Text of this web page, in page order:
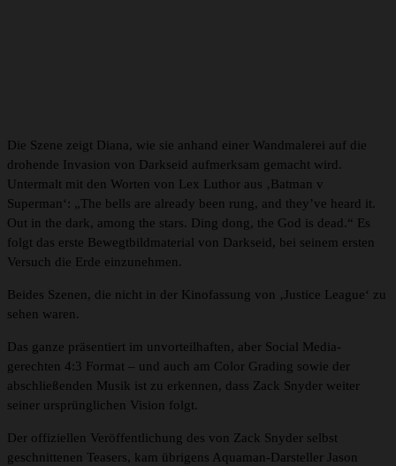
Die Szene zeigt Diana, wie sie anhand einer Wandmalerei auf die
drohende Invasion von Darkseid aufmerksam gemacht wird.
Untermalt mit den Worten von Lex Luthor aus ‚Batman v
Superman‘: „The bells are already been rung, and they’ve heard it.
Out in the dark, among the stars. Ding dong, the God is dead.“ Es
folgt das erste Bewegtbildmaterial von Darkseid, bei seinem ersten
Versuch die Erde einzunehmen.
Beides Szenen, die nicht in der Kinofassung von ‚Justice League‘ zu
sehen waren.
Das ganze präsentiert im unvorteilhaften, aber Social Media-
gerechten 4:3 Format – und auch am Color Grading sowie der
abschließenden Musik ist zu erkennen, dass Zack Snyder weiter
seiner ursprünglichen Vision folgt.
Der offiziellen Veröffentlichung des von Zack Snyder selbst
geschnittenen Teasers, kam übrigens Aquaman-Darsteller Jason